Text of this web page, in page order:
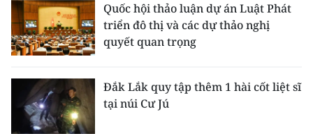
Quốc hội thảo luận dự án Luật Phát
triển đô thị và các dự thảo nghị
quyết quan trọng
Đắk Lắk quy tập thêm 1 hài cốt liệt sĩ
tại núi Cư Jú